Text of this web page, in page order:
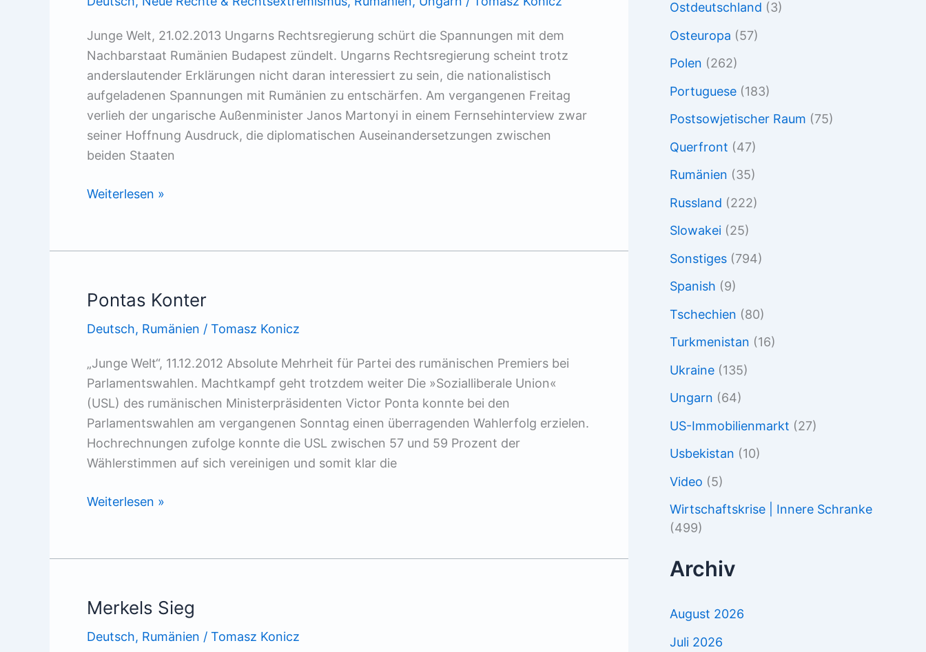
Junge Welt, 21.02.2013 Ungarns Rechtsregierung schürt die Spannungen mit dem
Nachbarstaat Rumänien Budapest zündelt. Ungarns Rechtsregierung scheint trotz
anderslautender Erklärungen nicht daran interessiert zu sein, die nationalistisch
aufgeladenen Spannungen mit Rumänien zu entschärfen. Am vergangenen Freitag
verlieh der ungarische Außenminister Janos Martonyi in einem Fernsehinterview zwar
seiner Hoffnung Ausdruck, die diplomatischen Auseinandersetzungen zwischen
beiden Staaten
Streit
Weiterlesen »
Pontas Konter
Deutsch, Rumänien / Tomasz Konicz
„Junge Welt“, 11.12.2012 Absolute Mehrheit für Partei des rumänischen Premiers bei
Parlamentswahlen. Machtkampf geht trotzdem weiter Die »Sozialliberale Union«
(USL) des rumänischen Ministerpräsidenten Victor Ponta konnte bei den
Parlamentswahlen am vergangenen Sonntag einen überragenden Wahlerfolg erzielen.
Hochrechnungen zufolge konnte die USL zwischen 57 und 59 Prozent der
Wählerstimmen auf sich vereinigen und somit klar die
Pontas
Weiterlesen »
Merkels Sieg
Deutsch, Rumänien / Tomasz Konicz
Ostdeutschland (3)
Osteuropa (57)
Polen (262)
Portuguese (183)
Postsowjetischer Raum (75)
Querfront (47)
Rumänien (35)
Russland (222)
Slowakei (25)
Sonstiges (794)
Spanish (9)
Tschechien (80)
Turkmenistan (16)
Ukraine (135)
Ungarn (64)
US-Immobilienmarkt (27)
Usbekistan (10)
Video (5)
Wirtschaftskrise | Innere Schranke
(499)
Archiv
August 2026
Juli 2026